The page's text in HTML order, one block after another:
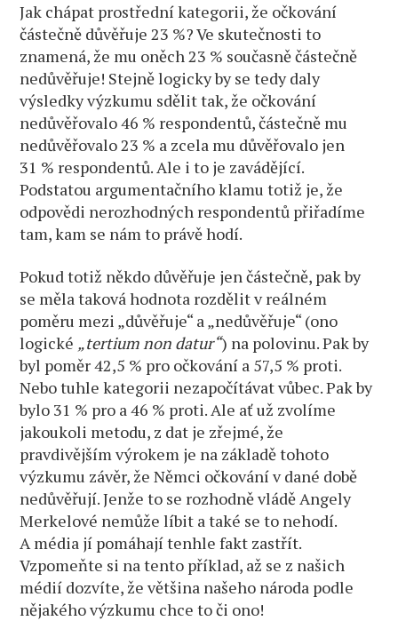
Jak chápat prostřední kategorii, že očkování
částečně důvěřuje 23 %? Ve skutečnosti to
znamená, že mu oněch 23 % současně částečně
nedůvěřuje! Stejně logicky by se tedy daly
výsledky výzkumu sdělit tak, že očkování
nedůvěřovalo 46 % respondentů, částečně mu
nedůvěřovalo 23 % a zcela mu důvěřovalo jen
31 % respondentů. Ale i to je zavádějící.
Podstatou argumentačního klamu totiž je, že
odpovědi nerozhodných respondentů přiřadíme
tam, kam se nám to právě hodí.
Pokud totiž někdo důvěřuje jen částečně, pak by
se měla taková hodnota rozdělit v reálném
poměru mezi „důvěřuje“ a „nedůvěřuje“ (ono
logické „tertium non datur“) na polovinu. Pak by
byl poměr 42,5 % pro očkování a 57,5 % proti.
Nebo tuhle kategorii nezapočítávat vůbec. Pak by
bylo 31 % pro a 46 % proti. Ale ať už zvolíme
jakoukoli metodu, z dat je zřejmé, že
pravdivějším výrokem je na základě tohoto
výzkumu závěr, že Němci očkování v dané době
nedůvěřují. Jenže to se rozhodně vládě Angely
Merkelové nemůže líbit a také se to nehodí.
A média jí pomáhají tenhle fakt zastřít.
Vzpomeňte si na tento příklad, až se z našich
médií dozvíte, že většina našeho národa podle
nějakého výzkumu chce to či ono!